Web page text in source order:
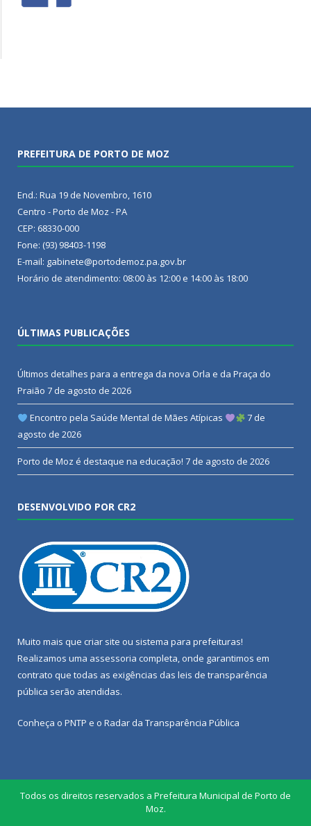
PREFEITURA DE PORTO DE MOZ
End.: Rua 19 de Novembro, 1610
Centro - Porto de Moz - PA
CEP: 68330-000
Fone: (93) 98403-1198
E-mail: gabinete@portodemoz.pa.gov.br
Horário de atendimento: 08:00 às 12:00 e 14:00 às 18:00
ÚLTIMAS PUBLICAÇÕES
Últimos detalhes para a entrega da nova Orla e da Praça do
Praião 7 de agosto de 2026
Encontro pela Saúde Mental de Mães Atípicas
7 de
agosto de 2026
Porto de Moz é destaque na educação! 7 de agosto de 2026
DESENVOLVIDO POR CR2
Muito mais que criar site ou sistema para prefeituras!
Realizamos uma assessoria completa, onde garantimos em
contrato que todas as exigências das leis de transparência
pública serão atendidas.
Conheça o PNTP e o Radar da Transparência Pública
Todos os direitos reservados a Prefeitura Municipal de Porto de
Moz.